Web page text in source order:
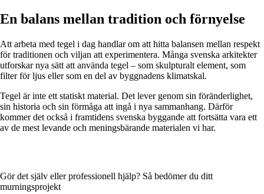
En balans mellan tradition och förnyelse
Att arbeta med tegel i dag handlar om att hitta balansen mellan respekt
för traditionen och viljan att experimentera. Många svenska arkitekter
utforskar nya sätt att använda tegel – som skulpturalt element, som
filter för ljus eller som en del av byggnadens klimatskal.
Tegel är inte ett statiskt material. Det lever genom sin föränderlighet,
sin historia och sin förmåga att ingå i nya sammanhang. Därför
kommer det också i framtidens svenska byggande att fortsätta vara ett
av de mest levande och meningsbärande materialen vi har.
Gör det själv eller professionell hjälp? Så bedömer du ditt
murningsprojekt